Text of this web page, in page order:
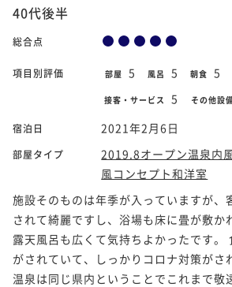
40代後半
総合点
項目別評価 部屋 5 風呂 5 朝食 5
接客・サービス 5 その他設
宿泊日 2021年2月6日
部屋タイプ
2019.8オープン温泉内
風コンセプト和洋室
施設そのものは年季が入っていますが、
されて綺麗ですし、浴場も床に畳が敷か
露天風呂も広くて気持ちよかったです。
がされていて、しっかりコロナ対策がさ
温泉は同じ県内ということでこれまで敬